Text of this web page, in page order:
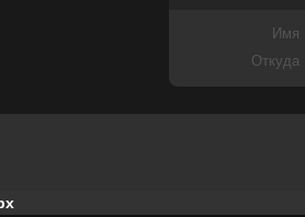
Имя
Откуда